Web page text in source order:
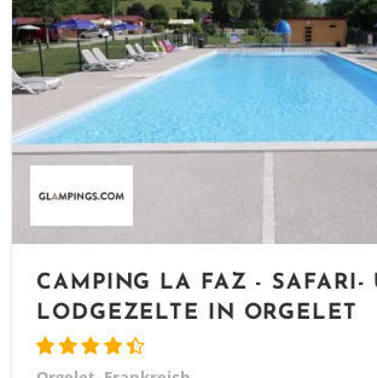
CAMPING LA FAZ - SAFARI-
LODGEZELTE IN ORGELET